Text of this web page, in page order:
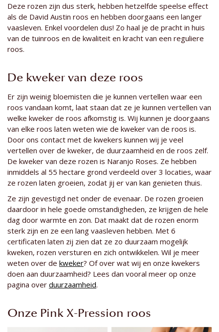
Deze rozen zijn dus sterk, hebben hetzelfde speelse effect
als de David Austin roos en hebben doorgaans een langer
vaasleven. Enkel voordelen dus! Zo haal je de pracht in huis
van de tuinroos en de kwaliteit en kracht van een reguliere
roos.
De kweker van deze roos
Er zijn weinig bloemisten die je kunnen vertellen waar een
roos vandaan komt, laat staan dat ze je kunnen vertellen van
welke kweker de roos afkomstig is. Wij kunnen je doorgaans
van elke roos laten weten wie de kweker van de roos is.
Door ons contact met de kwekers kunnen wij je veel
vertellen over de kweker, de duurzaamheid en de roos zelf.
De kweker van deze rozen is Naranjo Roses. Ze hebben
inmiddels al 55 hectare grond verdeeld over 3 locaties, waar
ze rozen laten groeien, zodat jij er van kan genieten thuis.
Ze zijn gevestigd net onder de evenaar. De rozen groeien
daardoor in hele goede omstandigheden, ze krijgen de hele
dag door warmte en zon. Dat maakt dat de rozen enorm
sterk zijn en ze een lang vaasleven hebben. Met 6
certificaten laten zij zien dat ze zo duurzaam mogelijk
kweken, rozen versturen en zich ontwikkelen. Wil je meer
weten over de kweker? Of over wat wij en onze kwekers
doen aan duurzaamheid? Lees dan vooral meer op onze
pagina over duurzaamheid.
Onze Pink X-Pression roos